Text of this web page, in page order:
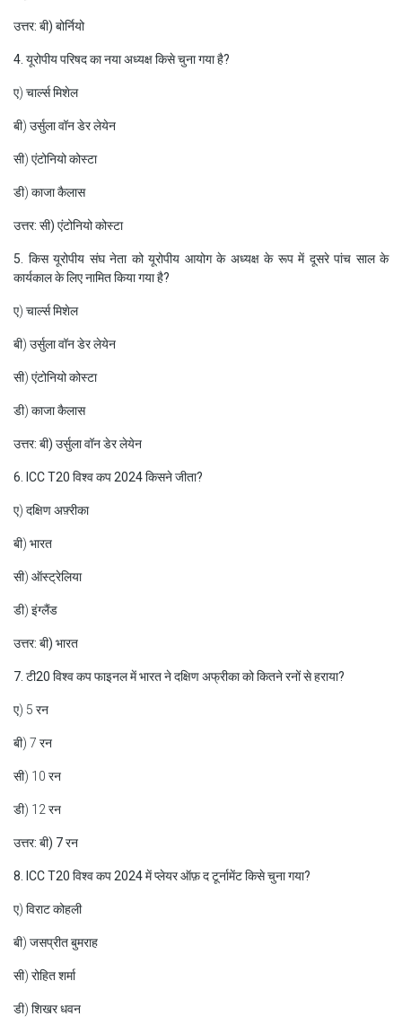
उत्तर: बी) बोर्नियो
4. यूरोपीय परिषद का नया अध्यक्ष किसे चुना गया है?
ए) चार्ल्स मिशेल
बी) उर्सुला वॉन डेर लेयेन
सी) एंटोनियो कोस्टा
डी) काजा कैलास
उत्तर: सी) एंटोनियो कोस्टा
5. किस यूरोपीय संघ नेता को यूरोपीय आयोग के अध्यक्ष के रूप में दूसरे पांच साल के
कार्यकाल के लिए नामित किया गया है?
ए) चार्ल्स मिशेल
बी) उर्सुला वॉन डेर लेयेन
सी) एंटोनियो कोस्टा
डी) काजा कैलास
उत्तर: बी) उर्सुला वॉन डेर लेयेन
6. ICC T20 विश्व कप 2024 किसने जीता?
ए) दक्षिण अफ़्रीका
बी) भारत
सी) ऑस्ट्रेलिया
डी) इंग्लैंड
उत्तर: बी) भारत
7. टी20 विश्व कप फाइनल में भारत ने दक्षिण अफ्रीका को कितने रनों से हराया?
ए) 5 रन
बी) 7 रन
सी) 10 रन
डी) 12 रन
उत्तर: बी) 7 रन
8. ICC T20 विश्व कप 2024 में प्लेयर ऑफ़ द टूर्नामेंट किसे चुना गया?
ए) विराट कोहली
बी) जसप्रीत बुमराह
सी) रोहित शर्मा
डी) शिखर धवन